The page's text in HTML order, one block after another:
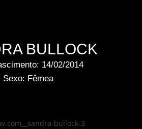
BULLOCK
14/02/2014
Sexo: Fêmea